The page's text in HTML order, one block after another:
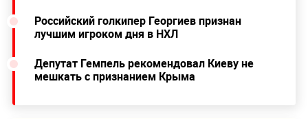
Российский голкипер Георгиев признан
лучшим игроком дня в НХЛ
Депутат Гемпель рекомендовал Киеву не
мешкать с признанием Крыма